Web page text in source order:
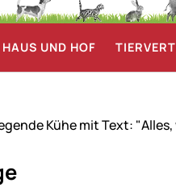
HAUS UND HOF